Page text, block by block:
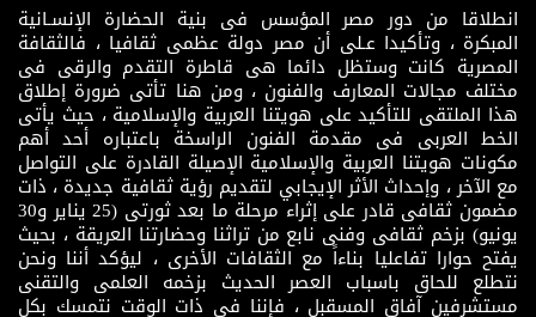
انطلاقا من دور مصر المؤسس فى بنية الحضارة الإنسـانية
المبكرة ، وتأكيدا عـلى أن مصر دولة عظمى ثقافيا ، فالثقافة
المصرية كانت وستظل دائما هى قاطرة التقدم والرقى فى
مختلف مجالات المعارف والفنون ، ومن هنا تأتى ضرورة إطلاق
هذا الملتقى للتأكيد على هويتنا العربية والإسلامية ، حيث يأتى
الخط العربى فى مقدمة الفنون الراسخة باعتباره أحد أهم
مكونات هويتنا العربية والإسلامية الإصيلة القادرة على التواصل
مع الآخر ، وإحداث الأثر الإيجابي لتقديم رؤية ثقافية جديدة ، ذات
مضمون ثقافى قادر على إثراء مرحلة ما بعد ثورتى (25 يناير و30
يونيو) بزخم ثقافى وفنى نابع من تراثنا وحضارتنا العريقة ، بحيث
يفتح حوارا تفاعليا بناءاً مع الثقافات الأخرى ، ليؤكد أننا ونحن
نتطلع للحاق باسباب العصر الحديث بزخمه العلمى والتقنى
مستشرفين آفاق المسقبل ، فإننا فى ذات الوقت نتمسك بكل